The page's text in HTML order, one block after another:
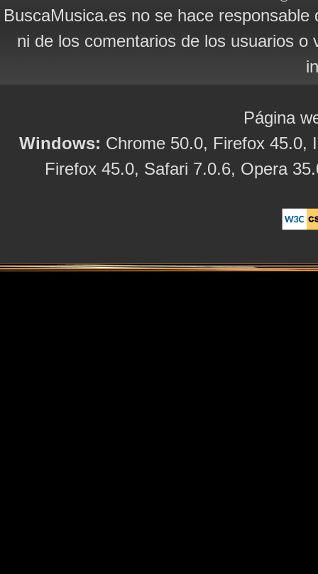
BuscaMusica.es no se hace
ni de los comentarios de los usuarios
Página
Windows: Chrome 50.0, Firefox 45.0,
Firefox 45.0, Safari 7.0.6, Opera